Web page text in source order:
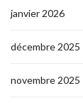
janvier 2026
décembre 2025
novembre 2025